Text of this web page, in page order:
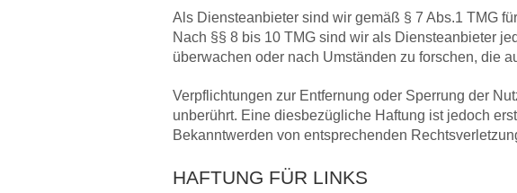
Als Diensteanbieter sind wir gemäß § 7 Abs.1 TMG
Nach §§ 8 bis 10 TMG sind wir als Diensteanbieter
überwachen oder nach Umständen zu forschen, die
Verpflichtungen zur Entfernung oder Sperrung der
unberührt. Eine diesbezügliche Haftung ist jedoch
Bekanntwerden von entsprechenden
HAFTUNG FÜR LINKS